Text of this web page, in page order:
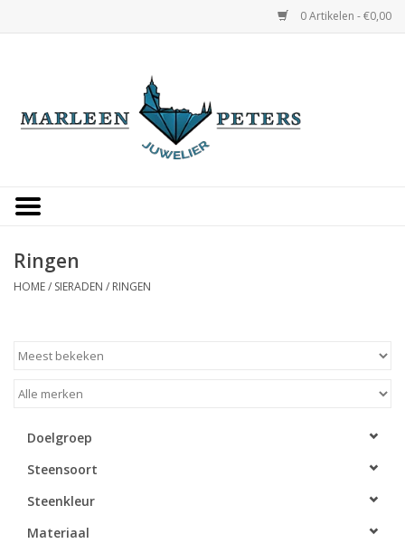
0 Artikelen - €0,00
Occasions
Overige
Merken
Cadeaukaarten
Ringen
HOME/ SIERADEN / RINGEN
Doelgroep
Steensoort
Steenkleur
Materiaal